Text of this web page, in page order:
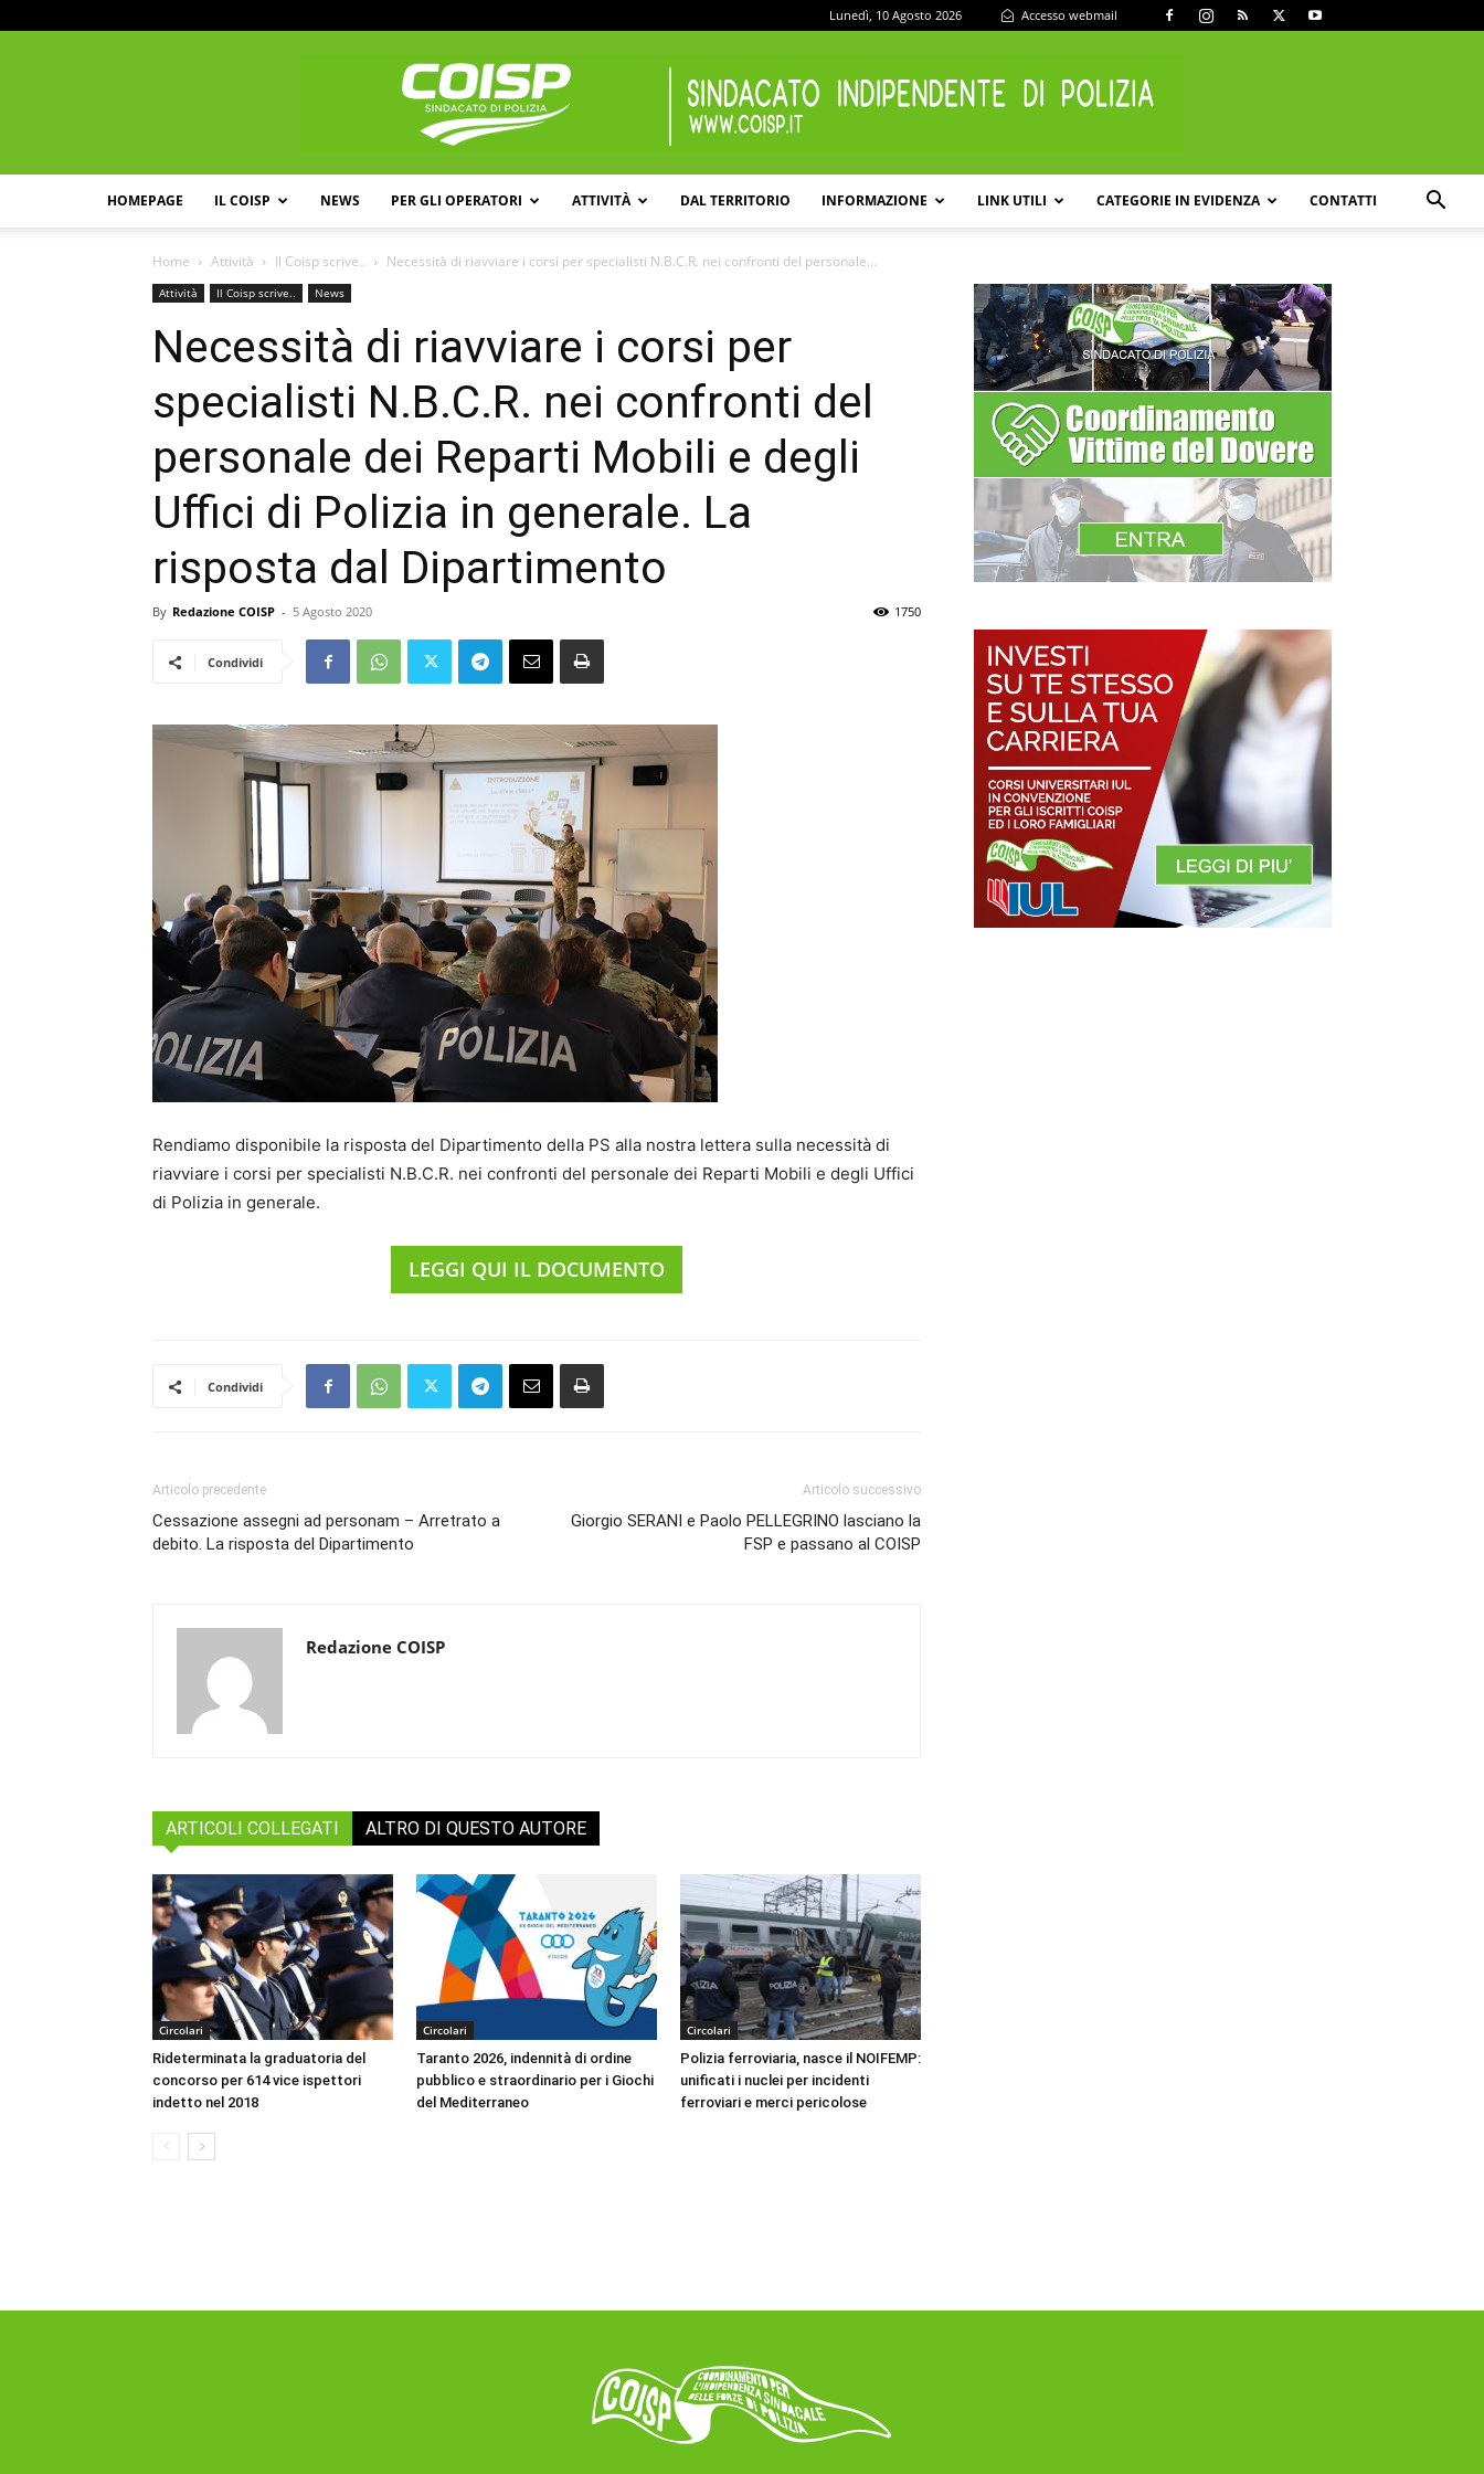
Lunedì, 10 Agosto 2026 Accesso webmail
HOMEPAGE IL COISP NEWS PER GLI OPERATORI ATTIVITÀ DAL TERRITORIO INFORMAZIONE LINK UTILI CATEGORIE IN EVIDENZA CONTATTI
Home Attività Il Coisp scrive.. Necessità di riavviare i corsi per specialisti N.B.C.R. nei confronti del personale...
Attività Il Coisp scrive.. News
Necessità di riavviare i corsi per
specialisti N.B.C.R. nei confronti del
personale dei Reparti Mobili e degli
Uffici di Polizia in generale. La
risposta dal Dipartimento
By Redazione COISP - 5 Agosto 2020 1750
Condividi
Rendiamo disponibile la risposta del Dipartimento della PS alla nostra lettera sulla necessità di
riavviare i corsi per specialisti N.B.C.R. nei confronti del personale dei Reparti Mobili e degli Uffici
di Polizia in generale.
LEGGI QUI IL DOCUMENTO
Condividi
Articolo precedente
Cessazione assegni ad personam – Arretrato a
debito. La risposta del Dipartimento
Articolo successivo
Giorgio SERANI e Paolo PELLEGRINO lasciano la
FSP e passano al COISP
Redazione COISP
ARTICOLI COLLEGATI ALTRO DI QUESTO AUTORE
Circolari
Rideterminata la graduatoria del
concorso per 614 vice ispettori
indetto nel 2018
Circolari
Taranto 2026, indennità di ordine
pubblico e straordinario per i Giochi
del Mediterraneo
Circolari
Polizia ferroviaria, nasce il NOIFEMP:
unificati i nuclei per incidenti
ferroviari e merci pericolose